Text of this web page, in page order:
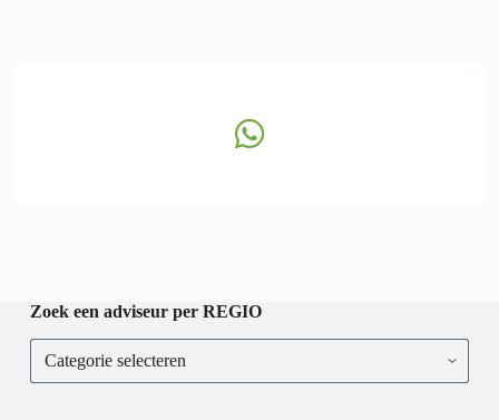
Zoek een adviseur per REGIO